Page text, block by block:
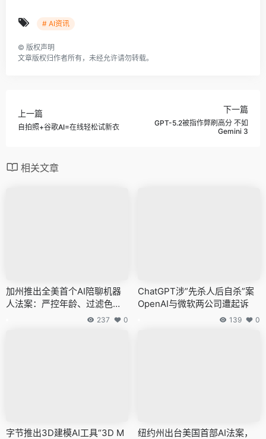
# AI资讯
© 版权声明
文章版权归作者所有，未经允许请勿转载。
上一篇
自拍照+谷歌AI=在线轻松试新衣
下一篇
GPT-5.2被指作弊刷高分 不如
Gemini 3
相关文章
加州推出全美首个AI陪聊机器
人法案：严控年龄、过滤色
237 0
ChatGPT涉”先杀人后自杀”案
OpenAI与微软两公司遭起诉
139 0
字节推出3D建模AI工具“3D M
纽约州出台美国首部AI法案，